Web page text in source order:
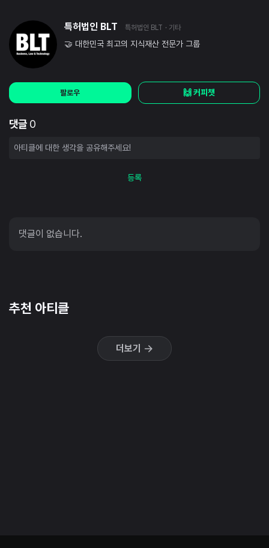
특허법인 BLT 특허법인 BLT · 기타
🤝 대한민국 최고의 지식재산 전문가 그룹
팔로우 🙌 커피챗
댓글 0
등록
댓글이 없습니다.
추천 아티클
더보기